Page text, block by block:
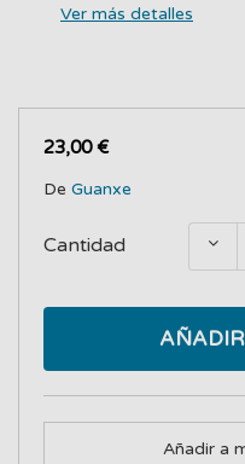
Ver más detalles
23,00 €
De Guanxe
Cantidad
Añadir a